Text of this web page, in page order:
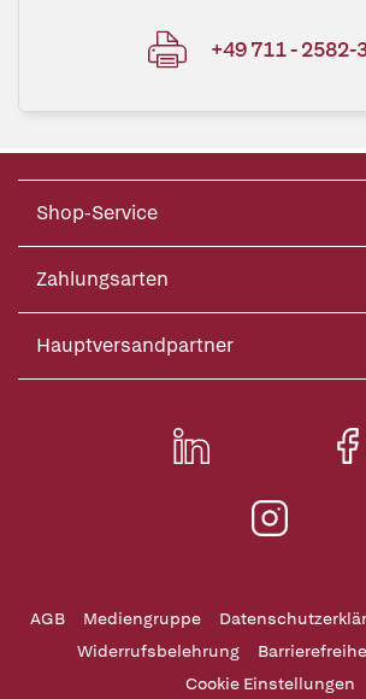
+49 711 - 2582-
Shop-Service
Zahlungsarten
Hauptversandpartner
AGB Mediengruppe
Widerrufsbelehrung
Cookie Einstellungen